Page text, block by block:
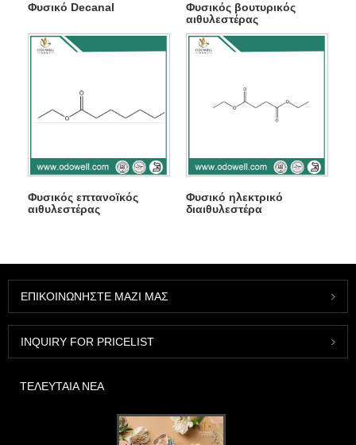
Φυσικό Decanal
Φυσικός βουτυρικός
αιθυλεστέρας
Φυσικός επτανοϊκός
αιθυλεστέρας
Φυσικό ηλεκτρικό
διαιθυλεστέρα
ΕΠΙΚΟΙΝΩΝΉΣΤΕ ΜΑΖΊ ΜΑΣ
INQUIRY FOR PRICELIST
ΤΕΛΕΥΤΑΊΑ ΝΈΑ